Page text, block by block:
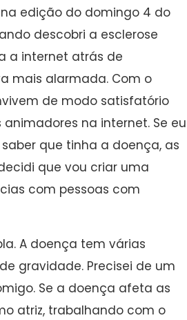
edição do domingo 4 do
descobri a esclerose
a internet atrás de
mais alarmada. Com o
de modo satisfatório
na internet. Se eu
que tinha a doença, as
que vou criar uma
com pessoas com
A doença tem várias
gravidade. Precisei de um
Se a doença afeta as
atriz, trabalhando com o